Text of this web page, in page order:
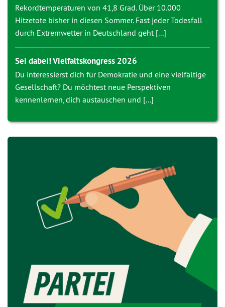
Rekordtemperaturen von 41,8 Grad. Über 10.000
Hitzetote bisher in diesen Sommer. Fast jeder Todesfall
durch Extremwetter in Deutschland geht [...]
Sei dabei! Vielfaltskongress 2026
Du interessierst dich für Demokratie und eine vielfältige
Gesellschaft? Du möchtest neue Perspektiven
kennenlernen, dich austauschen und [...]